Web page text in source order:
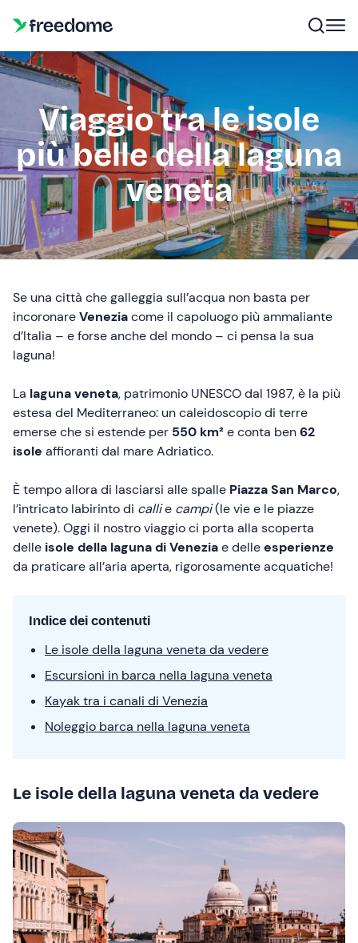
Viaggio tra le isole
più belle della laguna
veneta
Se una città che galleggia sull’acqua non basta per
incoronareVeneziacome il capoluogo più ammaliante
d’Italia – e forse anche del mondo – ci pensa la sua
laguna!
La laguna veneta, patrimonio UNESCO dal 1987, è la più
estesa del Mediterraneo: un caleidoscopio di terre
emerse che si estende per 550 km²e conta ben62
isole affioranti dal mare Adriatico.
È tempo allora di lasciarsi alle spalle Piazza San Marco,
l’intricato labirinto di callie campi(le vie e le piazze
venete). Oggi il nostro viaggio ci porta alla scoperta
delle isole della laguna di Veneziae delleesperienze
da praticare all’aria aperta, rigorosamente acquatiche!
Indice dei contenuti
Le isole della laguna veneta da vedere
Escursioni in barca nella laguna veneta
Kayak tra i canali di Venezia
Noleggio barca nella laguna veneta
Le isole della laguna veneta da vedere